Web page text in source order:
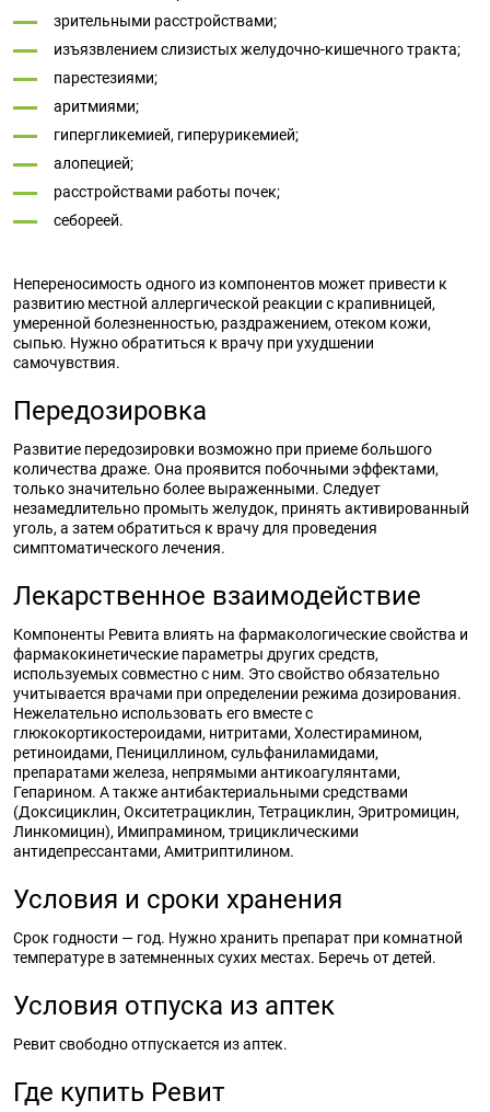
зрительными расстройствами;
изъязвлением слизистых желудочно-кишечного тракта;
парестезиями;
аритмиями;
гипергликемией, гиперурикемией;
алопецией;
расстройствами работы почек;
себореей.
Непереносимость одного из компонентов может привести к
развитию местной аллергической реакции с крапивницей,
умеренной болезненностью, раздражением, отеком кожи,
сыпью. Нужно обратиться к врачу при ухудшении
самочувствия.
Передозировка
Развитие передозировки возможно при приеме большого
количества драже. Она проявится побочными эффектами,
только значительно более выраженными. Следует
незамедлительно промыть желудок, принять активированный
уголь, а затем обратиться к врачу для проведения
симптоматического лечения.
Лекарственное взаимодействие
Компоненты Ревита влиять на фармакологические свойства и
фармакокинетические параметры других средств,
используемых совместно с ним. Это свойство обязательно
учитывается врачами при определении режима дозирования.
Нежелательно использовать его вместе с
глюкокортикостероидами, нитритами, Холестирамином,
ретиноидами, Пенициллином, сульфаниламидами,
препаратами железа, непрямыми антикоагулянтами,
Гепарином. А также антибактериальными средствами
(Доксициклин, Окситетрациклин, Тетрациклин, Эритромицин,
Линкомицин), Имипрамином, трициклическими
антидепрессантами, Амитриптилином.
Условия и сроки хранения
Срок годности — год. Нужно хранить препарат при комнатной
температуре в затемненных сухих местах. Беречь от детей.
Условия отпуска из аптек
Ревит свободно отпускается из аптек.
Где купить Ревит